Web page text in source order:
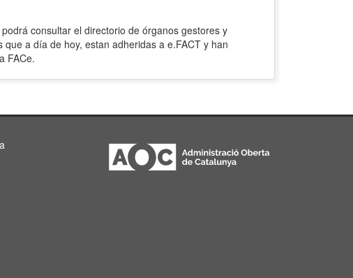
consultar el directorio de órganos gestores y
que a día de hoy, estan adheridas a e.FACT y han
FACe.